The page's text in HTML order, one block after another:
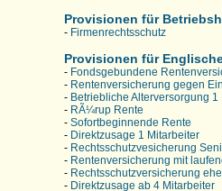
Provisionen für
- Firmenrechtsschutz
Provisionen für
- Fondsgebundene
- Rentenversicherung gegen
- Betriebliche Alterversorgung 1
- RÃ¼rup Rente
- Sofortbeginnende Rente
- Direktzusage 1 Mitarbeiter
- Rechtsschutzvesicherung
- Rentenversicherung mit
- Rechtsschutzversicherung
- Direktzusage ab 4 Mitarbeiter